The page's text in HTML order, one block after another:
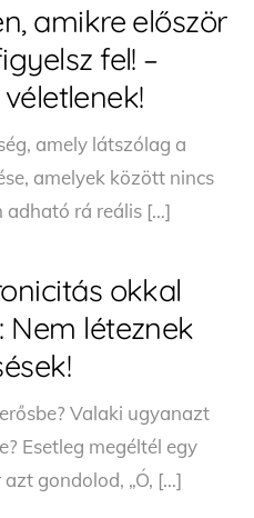
amikre először
fel! –
amely látszólag a
amelyek között nincs
adható rá reális […]
okkal
Nem léteznek
Valaki ugyanazt
Esetleg megéltél egy
gondolod, „Ó, […]